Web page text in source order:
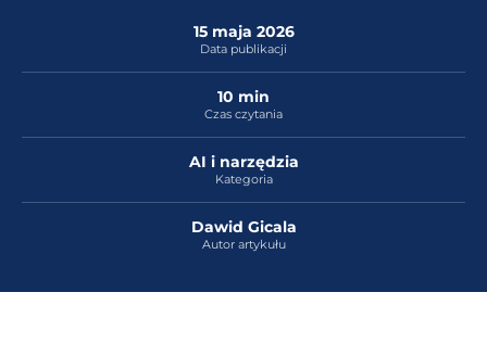
15 maja 2026
Data publikacji
10 min
Czas czytania
AI i narzędzia
Kategoria
Dawid Gicala
Autor artykułu